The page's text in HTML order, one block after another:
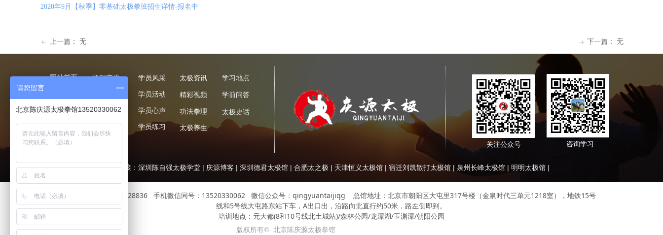
2020年9月【秋季】零基础太极拳班招生详情-报名中
ꂃ 上一篇： 无 ꁹ 下一篇： 无
网站首页
教练团队
联系我们
课程安排
一对一
学员风采
学员活动
学员心声
学员练习
太极资讯
精彩视频
功法拳理
太极养生
学习地点
学前问答
太极史话
友情链接： 深圳陈自强太极学堂 | 庆源博客 | 深圳德君太极馆 | 合肥太之极 | 天津恒义太极馆 | 宿迁刘凯散打太极馆 | 泉州长峰太极馆 | 明明太极馆 |
关注公众号 咨询学习
版权所有© 北京陈庆源太极拳馆
服务热线：010-57028836 手机微信同号：13520330062 微信公众号：qingyuantaijiqg 总馆地址：北京市朝阳区大屯里317号楼（金泉时代三单元1218室），地铁15号
线和5号线大屯路东站下车，A出口出，沿路向北直行约50米，路左侧即到。
培训地点：元大都(8和10号线北土城站)/森林公园/龙潭湖/玉渊潭/朝阳公园
请您留言
北京陈庆源太极拳馆13520330062